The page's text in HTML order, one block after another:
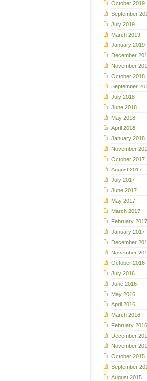
October 2019
September
July 2019
March 2019
January 2019
December
November
October 2018
September
July 2018
June 2018
May 2018
April 2018
January 2018
November
October 2017
August 2017
July 2017
June 2017
May 2017
March 2017
February 2017
January 2017
December
November
October 2016
July 2016
June 2016
May 2016
April 2016
March 2016
February 2016
December
November
October 2015
September
August 2015